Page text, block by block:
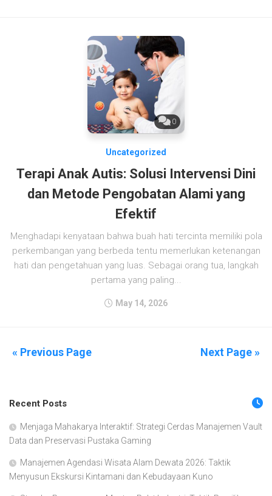
0
Uncategorized
Terapi Anak Autis: Solusi Intervensi Dini
dan Metode Pengobatan Alami yang
Efektif
Menghadapi kenyataan bahwa buah hati tercinta memiliki pola
perkembangan yang berbeda tentu memerlukan ketenangan
hati dan pengetahuan yang luas. Sebagai orang tua, langkah
pertama yang paling...
May 14, 2026
« Previous Page Next Page »
Recent Posts
Menjaga Mahakarya Interaktif: Strategi Cerdas Manajemen Vault
Data dan Preservasi Pustaka Gaming
Manajemen Agendasi Wisata Alam Dewata 2026: Taktik
Menyusun Ekskursi Kintamani dan Kebudayaan Kuno